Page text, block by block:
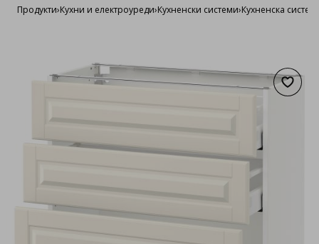
Продукти›Кухни и електроуреди›Кухненски системи›Кухненска